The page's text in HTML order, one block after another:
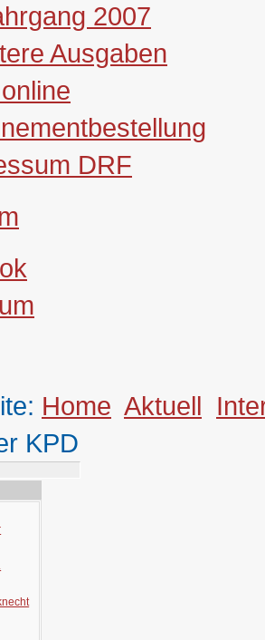
2007
Ausgaben
DRF
Home Aktuell
KPD